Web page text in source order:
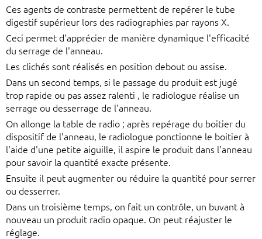
Ces agents de contraste permettent de repérer le tube
digestif supérieur lors des radiographies par rayons X.
Ceci permet d'apprécier de manière dynamique l'efficacité
du serrage de l'anneau.
Les clichés sont réalisés en position debout ou assise.
Dans un second temps, si le passage du produit est jugé
trop rapide ou pas assez ralenti , le radiologue réalise un
serrage ou desserrage de l'anneau.
On allonge la table de radio ; après repérage du boitier du
dispositif de l'anneau, le radiologue ponctionne le boitier à
l'aide d'une petite aiguille, il aspire le produit dans l'anneau
pour savoir la quantité exacte présente.
Ensuite il peut augmenter ou réduire la quantité pour serrer
ou desserrer.
Dans un troisième temps, on fait un contrôle, un buvant à
nouveau un produit radio opaque. On peut réajuster le
réglage.